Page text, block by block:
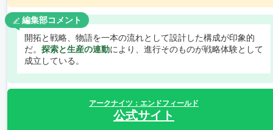
編集部コメント
開拓と戦略、物語を一本の流れとして設計した構成が印象的
だ。 探索と生産の連動により、進行そのものが戦略体験として
成立している。
アークナイツ：エンドフィールド
公式サイト